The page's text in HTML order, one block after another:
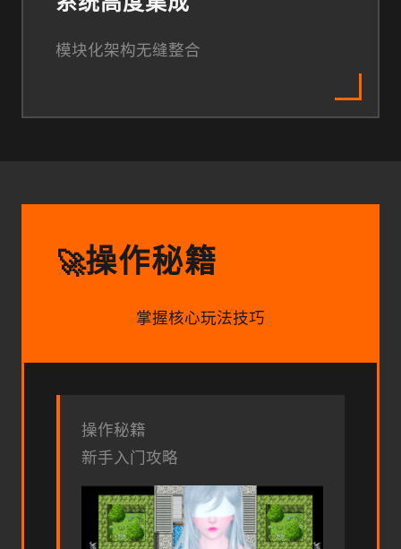
模块化架构无缝整合
🚀操作秘籍
掌握核心玩法技巧
操作秘籍
新手入门攻略